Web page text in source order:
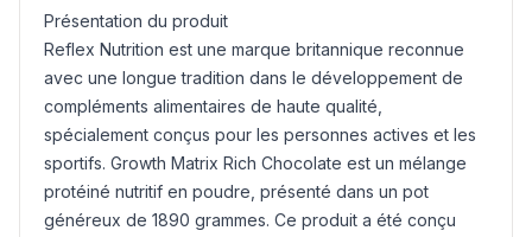
Présentation du produit
Reflex Nutrition est une marque britannique reconnue
avec une longue tradition dans le développement de
compléments alimentaires de haute qualité,
spécialement conçus pour les personnes actives et les
sportifs. Growth Matrix Rich Chocolate est un mélange
protéiné nutritif en poudre, présenté dans un pot
généreux de 1890 grammes. Ce produit a été conçu